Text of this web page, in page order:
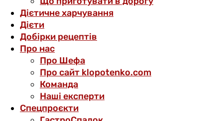
Дієтичне харчування
Дієти
Добірки рецептів
Про нас
Про Шефа
Про сайт klopotenko.com
Команда
Наші експерти
Спецпроєкти